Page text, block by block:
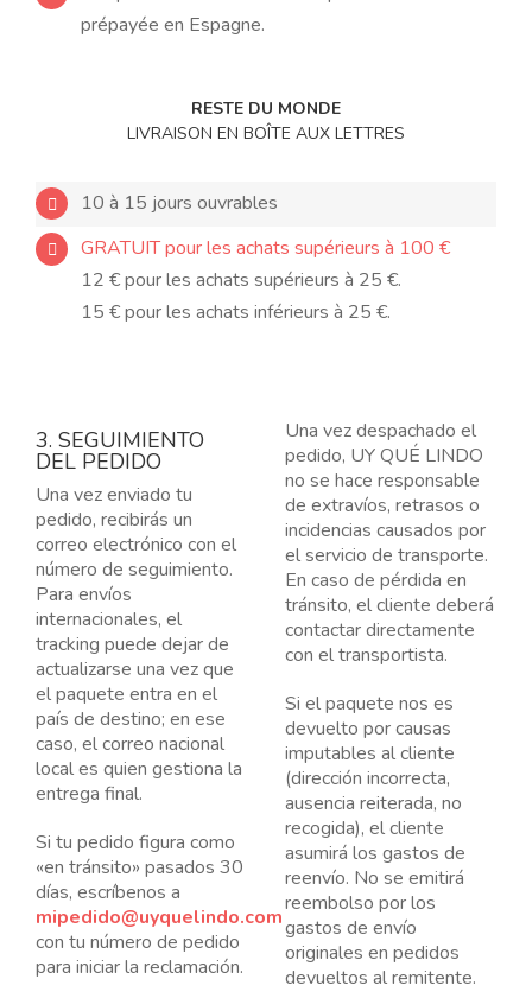
prépayée en Espagne.
RESTE DU MONDE
LIVRAISON EN BOÎTE AUX LETTRES
10 à 15 jours ouvrables
GRATUIT pour les achats supérieurs à 100 €
12 € pour les achats supérieurs à 25 €.
15 € pour les achats inférieurs à 25 €.
3. SEGUIMIENTO
DEL PEDIDO
Una vez enviado tu
pedido, recibirás un
correo electrónico con el
número de seguimiento.
Para envíos
internacionales, el
tracking puede dejar de
actualizarse una vez que
el paquete entra en el
país de destino; en ese
caso, el correo nacional
local es quien gestiona la
entrega final.
Si tu pedido figura como
«en tránsito» pasados 30
días, escríbenos a
mipedido@uyquelindo.com
con tu número de pedido
para iniciar la reclamación.
Una vez despachado el
pedido, UY QUÉ LINDO
no se hace responsable
de extravíos, retrasos o
incidencias causados por
el servicio de transporte.
En caso de pérdida en
tránsito, el cliente deberá
contactar directamente
con el transportista.
Si el paquete nos es
devuelto por causas
imputables al cliente
(dirección incorrecta,
ausencia reiterada, no
recogida), el cliente
asumirá los gastos de
reenvío. No se emitirá
reembolso por los
gastos de envío
originales en pedidos
devueltos al remitente.